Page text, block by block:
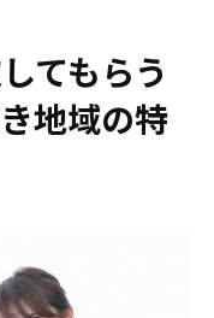
てもらう
地域の特